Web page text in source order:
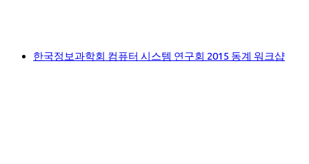
한국정보과학회 컴퓨터 시스템 연구회 2015 동계 워크샵